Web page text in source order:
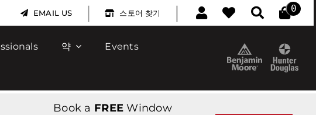
EMAIL US | 스토어 찾기 | 0
약 Events
Book a FREE Window